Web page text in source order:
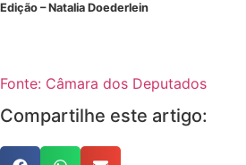
Edição – Natalia Doederlein
Fonte: Câmara dos Deputados
Compartilhe este artigo: